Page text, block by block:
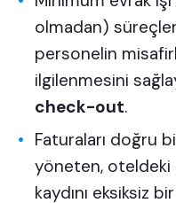
olmadan)
personelin
ilgilenmesini
check-out.
Faturaları doğru
yöneten, oteldeki
kaydını eksiksiz